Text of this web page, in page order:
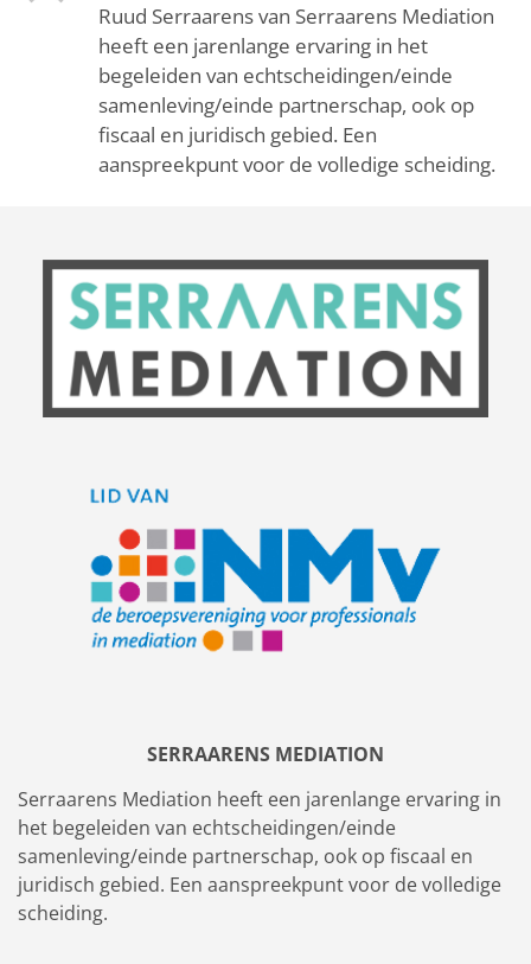
Ruud Serraarens van Serraarens Mediation
heeft een jarenlange ervaring in het
begeleiden van echtscheidingen/einde
samenleving/einde partnerschap, ook op
fiscaal en juridisch gebied. Een
aanspreekpunt voor de volledige scheiding.
SERRAARENS MEDIATION
Serraarens Mediation heeft een jarenlange ervaring in
het begeleiden van echtscheidingen/einde
samenleving/einde partnerschap, ook op fiscaal en
juridisch gebied. Een aanspreekpunt voor de volledige
scheiding.